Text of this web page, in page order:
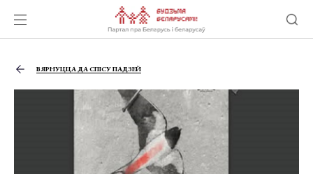
ВЯРНУЦЦА ДА СПІСУ ПАДЗЕЙ